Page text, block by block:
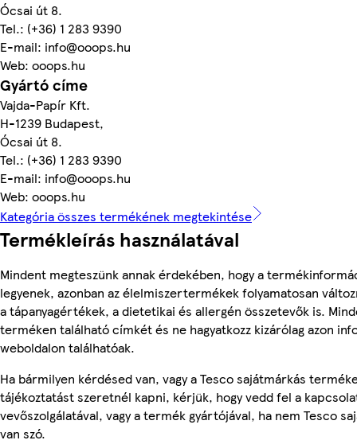
Ócsai út 8.
Tel.: (+36) 1 283 9390
E-mail: info@ooops.hu
Web: ooops.hu
Gyártó címe
Vajda-Papír Kft.
H-1239 Budapest,
Ócsai út 8.
Tel.: (+36) 1 283 9390
E-mail: info@ooops.hu
Web: ooops.hu
Kategória összes termékének megtekintése
Termékleírás használatával
Mindent megteszünk annak érdekében, hogy a
legyenek, azonban az élelmiszertermékek folyamatosan
a tápanyagértékek, a dietetikai és allergén összetevők is.
terméken található címkét és ne hagyatkozz kizárólag azon
weboldalon találhatóak.
Ha bármilyen kérdésed van, vagy a Tesco sajátmárkás
tájékoztatást szeretnél kapni, kérjük, hogy vedd fel a
vevőszolgálatával, vagy a termék gyártójával, ha nem Tesco
van szó.